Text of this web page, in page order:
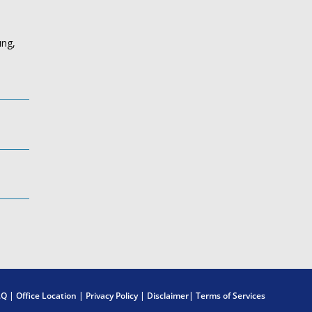
| Office Location | Privacy Policy| Disclaimer| Terms of Services